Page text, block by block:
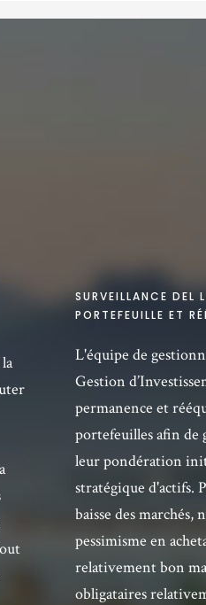
SURVEILLANCE DEL
PORTEFEUILLE ET
L'équipe de
Gestion
permanence et
portefeuilles afin de
leur pondération
stratégique d'actifs.
baisse des
pessimisme en
relativement bon
obligataires